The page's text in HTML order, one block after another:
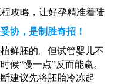
协，是制胜奇招！
鲜胚的。但试管婴儿不
候“慢一点”反而能赢。
建议先将胚胎冷冻起